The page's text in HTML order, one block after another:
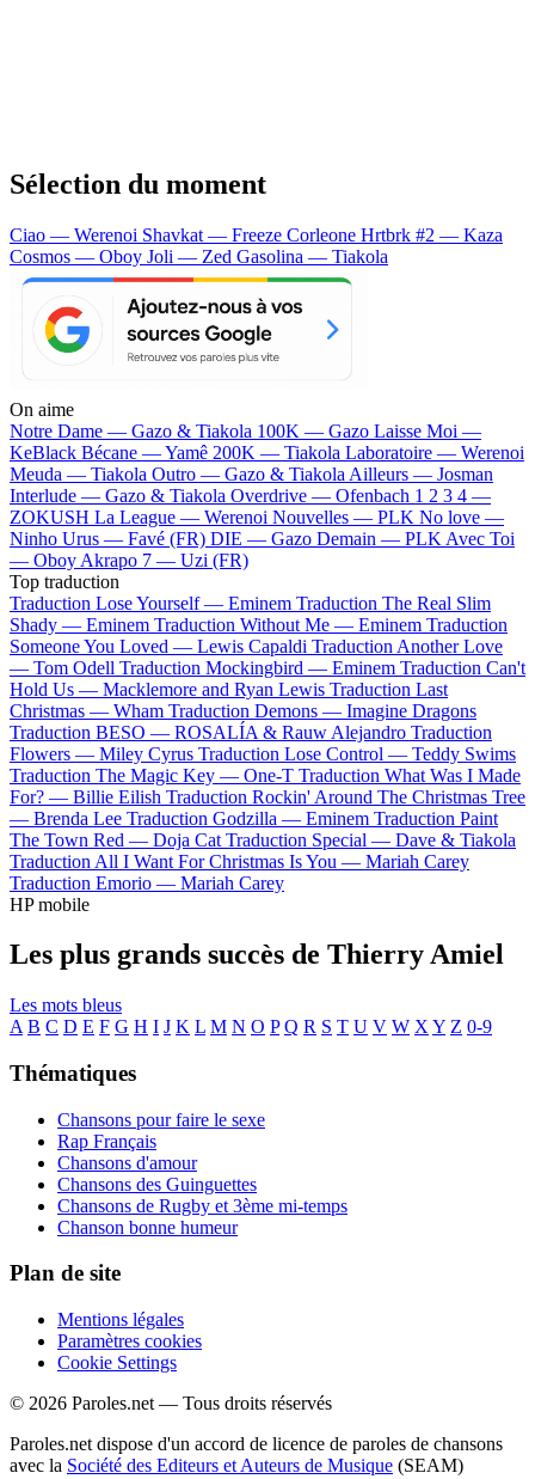
Sélection du moment
Ciao — Werenoi Shavkat — Freeze Corleone Hrtbrk #2 — Kaza
Cosmos — Oboy Joli — Zed Gasolina — Tiakola
On aime
Notre Dame — Gazo & Tiakola 100K — Gazo Laisse Moi —
KeBlack Bécane —Yamê 200K — Tiakola Laboratoire — Werenoi
Meuda — Tiakola Outro — Gazo & Tiakola Ailleurs — Josman
Interlude — Gazo & Tiakola Overdrive — Ofenbach 1 2 3 4 —
ZOKUSH La League — Werenoi Nouvelles — PLK No love —
Ninho Urus — Favé (FR) DIE — Gazo Demain — PLK Avec Toi
— Oboy Akrapo 7 — Uzi (FR)
Top traduction
Traduction Lose Yourself — Eminem Traduction The Real Slim
Shady — Eminem Traduction Without Me — Eminem Traduction
Someone You Loved — Lewis Capaldi Traduction Another Love
— Tom Odell Traduction Mockingbird — Eminem Traduction Can't
Hold Us — Macklemore and Ryan Lewis Traduction Last
Christmas — Wham Traduction Demons — Imagine Dragons
Traduction BESO — ROSALÍA & Rauw Alejandro Traduction
Flowers — Miley Cyrus Traduction Lose Control — Teddy Swims
Traduction The Magic Key — One-T Traduction What Was I Made
For? — Billie Eilish Traduction Rockin' Around The Christmas Tree
— Brenda Lee Traduction Godzilla — Eminem Traduction Paint
The Town Red — Doja Cat Traduction Special — Dave & Tiakola
Traduction All I Want For Christmas Is You — Mariah Carey
Traduction Emorio — Mariah Carey
HP mobile
Les plus grands succès de Thierry Amiel
Les mots bleus
A B C D E F G H I J K L M N O P Q R S T U V W X Y Z 0-9
Thématiques
Chansons pour faire le sexe
Rap Français
Chansons d'amour
Chansons des Guinguettes
Chansons de Rugby et 3ème mi-temps
Chanson bonne humeur
Plan de site
Mentions légales
Paramètres cookies
Cookie Settings
© 2026 Paroles.net — Tous droits réservés
Paroles.net dispose d'un accord de licence de paroles de chansons
avec la Société des Editeurs et Auteurs de Musique (SEAM)